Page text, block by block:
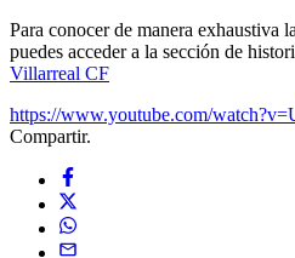
Para conocer de manera exhaustiva
puedes acceder a la sección de
Villarreal CF
https://www.youtube.com/
Compartir.